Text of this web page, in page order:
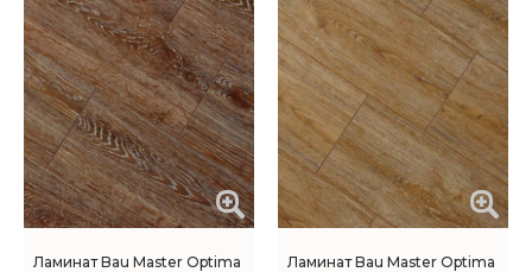
Ламинат Bau Master Optima
Ламинат Bau Master Optima